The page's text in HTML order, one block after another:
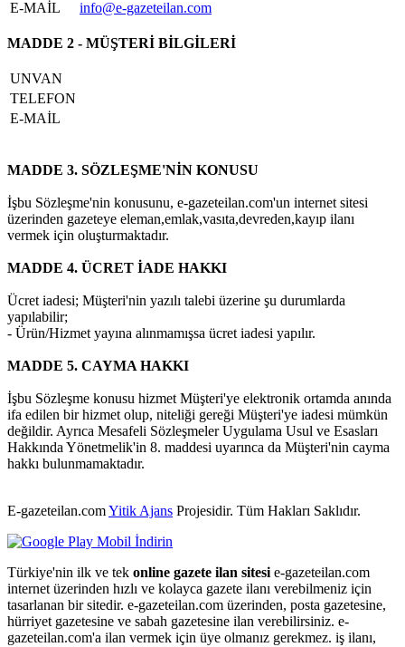
E-MAİL
info@e-gazeteilan.com
MADDE 2 - MÜŞTERİ BİLGİLERİ
UNVAN
TELEFON
E-MAİL
MADDE 3. SÖZLEŞME'NİN KONUSU
İşbu Sözleşme'nin konusunu, e-gazeteilan.com'un internet sitesi
üzerinden gazeteye eleman,emlak,vasıta,devreden,kayıp ilanı
vermek için oluşturmaktadır.
MADDE 4. ÜCRET İADE HAKKI
Ücret iadesi; Müşteri'nin yazılı talebi üzerine şu durumlarda
yapılabilir;
- Ürün/Hizmet yayına alınmamışsa ücret iadesi yapılır.
MADDE 5. CAYMA HAKKI
İşbu Sözleşme konusu hizmet Müşteri'ye elektronik ortamda anında
ifa edilen bir hizmet olup, niteliği gereği Müşteri'ye iadesi mümkün
değildir. Ayrıca Mesafeli Sözleşmeler Uygulama Usul ve Esasları
Hakkında Yönetmelik'in 8. maddesi uyarınca da Müşteri'nin cayma
hakkı bulunmamaktadır.
E-gazeteilan.comYitik Ajans Projesidir. Tüm Hakları Saklıdır.
Türkiye'nin ilk ve tek online gazete ilan sitesi e-gazeteilan.com
internet üzerinden hızlı ve kolayca gazete ilanı verebilmeniz için
tasarlanan bir sitedir. e-gazeteilan.com üzerinden, posta gazetesine,
hürriyet gazetesine ve sabah gazetesine ilan verebilirsiniz. e-
gazeteilan.com'a ilan vermek için üye olmanız gerekmez. iş ilanı,